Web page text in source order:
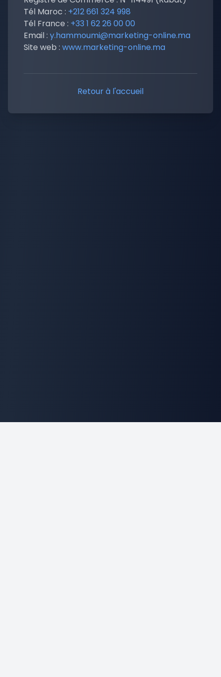
Tél Maroc : +212 661 324 998
Tél France : +33 1 62 26 00 00
Email : y.hammoumi@marketing-online.ma
Site web : www.marketing-online.ma
Retour à l'accueil